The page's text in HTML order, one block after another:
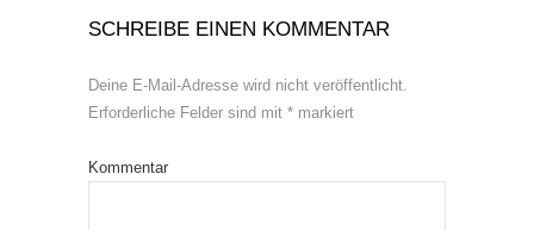
SCHREIBE EINEN KOMMENTAR
Deine E-Mail-Adresse wird nicht veröffentlicht.
Erforderliche Felder sind mit * markiert
Kommentar